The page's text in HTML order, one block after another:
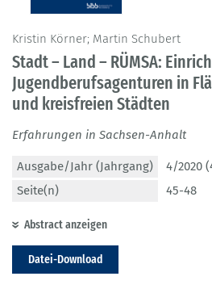
Kristin Körner; Martin Schubert
Stadt – Land – RÜMSA:
Jugendberufsagenturen in
und kreisfreien Städten
Erfahrungen in Sachsen-Anhalt
Ausgabe/Jahr (Jahrgang)
4/2020
Seite(n)
45-48
Abstract anzeigen
Datei-Download